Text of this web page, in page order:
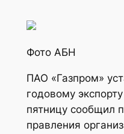
Фото АБН
ПАО «Газпром»
годовому
пятницу сообщил
правления